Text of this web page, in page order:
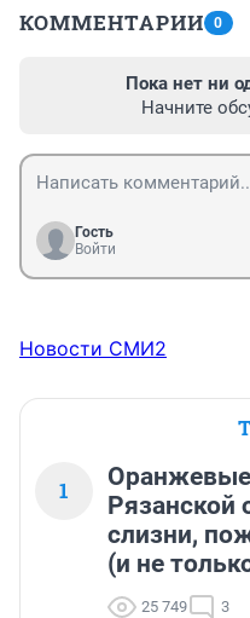
КОММЕНТАРИИ 0
Пока нет ни
Начните
Гость
Войти
Новости СМИ2
1
Рязанской
слизни,
(и не
25 749 3